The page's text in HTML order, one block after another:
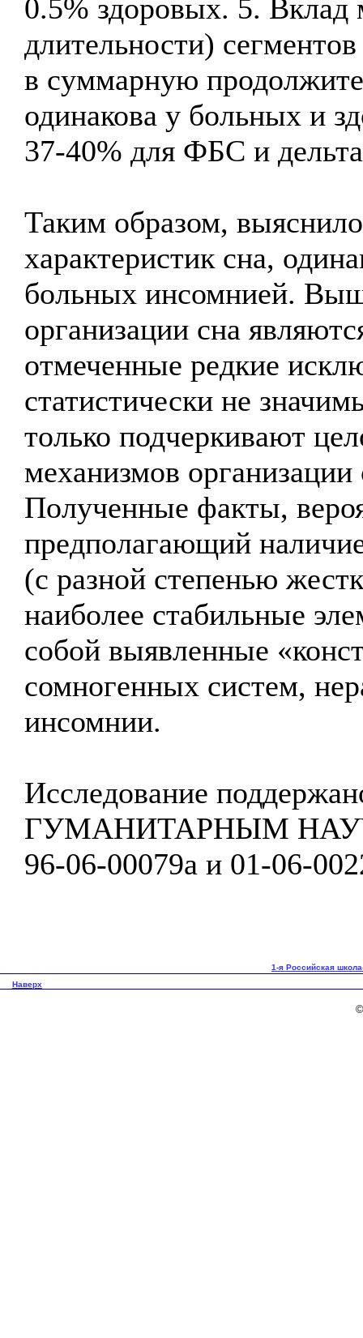
0.5% здоровых. 5.
длительности)
в суммарную
одинакова у больных и
37-40% для ФБС и
Таким образом,
характеристик сна,
больных инсомнией.
организации сна
отмеченные редкие
статистически не
только подчеркивают
механизмов
Полученные факты,
предполагающий
(с разной степенью
наиболее стабильные
собой выявленные
сомногенных систем,
инсомнии.
Исследование
ГУМАНИТАРНЫМ
96-06-00079а и 01-06-
1-я Российская
Наверх